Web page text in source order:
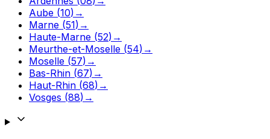
Aube (10) →
Marne (51) →
Haute-Marne (52) →
Meurthe-et-Moselle (54) →
Moselle (57) →
Bas-Rhin (67) →
Haut-Rhin (68) →
Vosges (88) →